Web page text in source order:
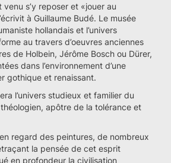
s’y reposer et «jouer au
à Guillaume Budé. Le musée
hollandais et l’univers
au travers d’oeuvres anciennes
de Holbein, Jérôme Bosch ou Dürer,
dans l’environnement d’une
gothique et renaissant.
l’univers studieux et familier du
apôtre de la tolérance et
regard des peintures, de nombreux
la pensée de cet esprit
en profondeur la civilisation